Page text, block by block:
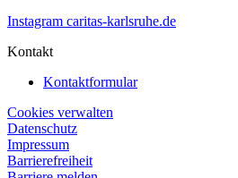
Instagram caritas-karlsruhe.de
Kontakt
Kontaktformular
Cookies verwalten
Datenschutz
Impressum
Barrierefreiheit